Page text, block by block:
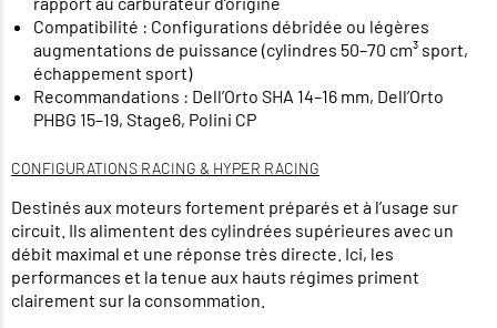
Compatibilité : Configurations débridée ou légères
augmentations de puissance (cylindres 50–70 cm³ sport,
échappement sport)
Recommandations : Dell’Orto SHA 14–16 mm, Dell’Orto
PHBG 15–19, Stage6, Polini CP
CONFIGURATIONS RACING & HYPER RACING
Destinés aux moteurs fortement préparés et à l’usage sur
circuit. Ils alimentent des cylindrées supérieures avec un
débit maximal et une réponse très directe. Ici, les
performances et la tenue aux hauts régimes priment
clairement sur la consommation.